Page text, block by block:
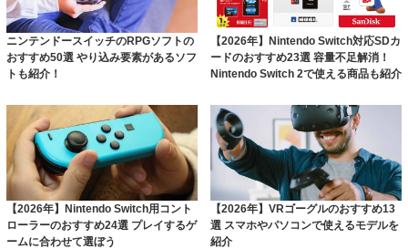
ニンテンドースイッチのRPGソフトの
おすすめ50選 やり込み要素があるソフ
トも紹介！
【2026年】Nintendo Switch対応SDカ
ードのおすすめ23選 容量不足解消！
Nintendo Switch 2で使える商品も紹介
【2026年】Nintendo Switch用コント
ローラーのおすすめ24選 プレイするゲ
ームに合わせて選ぼう
【2026年】VRゴーグルのおすすめ13
選 スマホやパソコンで使えるモデルを
紹介